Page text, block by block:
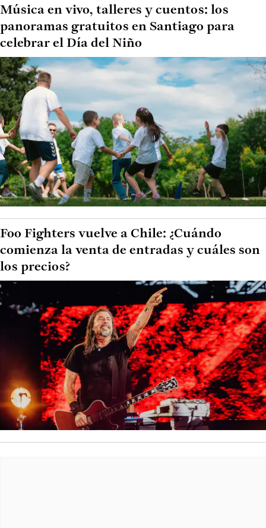
Música en vivo, talleres y cuentos: los
panoramas gratuitos en Santiago para
celebrar el Día del Niño
Foo Fighters vuelve a Chile: ¿Cuándo
comienza la venta de entradas y cuáles son
los precios?